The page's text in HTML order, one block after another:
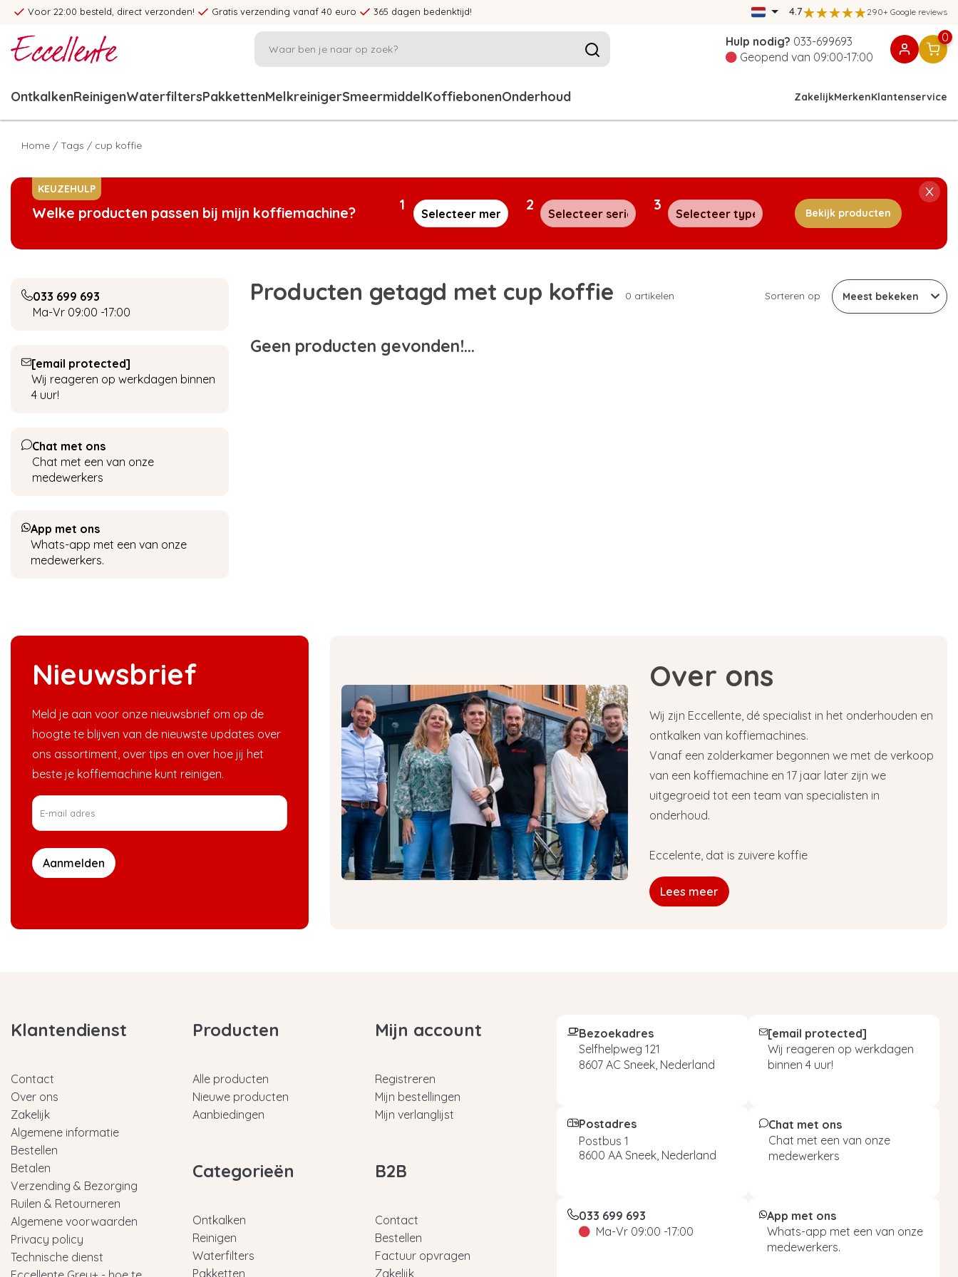
Voor 22:00 besteld, direct verzonden! Gratis verzending vanaf 40 euro 365 dagen bedenktijd! 4.7 290+ Google reviews
Hulp nodig? 033-699693
Geopend van 09:00-17:00
0
OntkalkenReinigenWaterfiltersPakkettenMelkreinigerSmeermiddelKoffiebonenOnderhoud ZakelijkMerkenKlantenservice
Home / Tags / cup koffie
KEUZEHULP
Welke producten passen bij mijn koffiemachine? 1 2 3 Bekijk producten
033 699 693
Ma-Vr 09:00 -17:00
[email protected]
Wij reageren op werkdagen binnen
4 uur!
Chat met ons
Chat met een van onze
medewerkers
App met ons
Whats-app met een van onze
medewerkers.
Producten getagd met cup koffie 0 artikelen Sorteren op
Geen producten gevonden!...
Nieuwsbrief
Meld je aan voor onze nieuwsbrief om op de
hoogte te blijven van de nieuwste updates over
ons assortiment, over tips en over hoe jij het
beste je koffiemachine kunt reinigen.
Aanmelden
Over ons
Wij zijn Eccellente, dé specialist in het onderhouden en
ontkalken van koffiemachines.
Vanaf een zolderkamer begonnen we met de verkoop
van een koffiemachine en 17 jaar later zijn we
uitgegroeid tot een team van specialisten in
onderhoud.
Eccelente, dat is zuivere koffie
Lees meer
Klantendienst
Contact
Over ons
Zakelijk
Algemene informatie
Bestellen
Betalen
Verzending & Bezorging
Ruilen & Retourneren
Algemene voorwaarden
Privacy policy
Technische dienst
Producten
Alle producten
Nieuwe producten
Aanbiedingen
Categorieën
Ontkalken
Reinigen
Waterfilters
Pakketten
Mijn account
Registreren
Mijn bestellingen
Mijn verlanglijst
B2B
Contact
Bestellen
Factuur opvragen
Zakelijk
Bezoekadres
Selfhelpweg 121
8607 AC Sneek, Nederland
[email protected]
Wij reageren op werkdagen
binnen 4 uur!
Postadres
Postbus 1
8600 AA Sneek, Nederland
Chat met ons
Chat met een van onze
medewerkers
033 699 693
Ma-Vr 09:00 -17:00
App met ons
Whats-app met een van onze
medewerkers.